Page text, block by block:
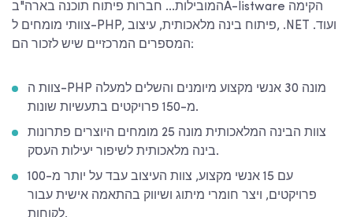
המובילות... חברות פיתוח תוכנה בארה"ב
A-listware הקימה
צוותי מומחים ל-PHP, פיתוח בינה מלאכותית, עיצוב, .NET ועוד.
המספרים המרכזיים שיש לזכור הם:
צוות ה-PHP מונה 30 אנשי מקצוע מיומנים והשלים למעלה
מ-150 פרויקטים בתעשיות שונות.
צוות הבינה המלאכותית מונה 25 מומחים היוצרים פתרונות
בינה מלאכותית לשיפור יעילות העסק.
עם 15 אנשי מקצוע, צוות העיצוב עבד על יותר מ-100
פרויקטים, ויצר חומרי מיתוג ושיווק בהתאמה אישית עבור